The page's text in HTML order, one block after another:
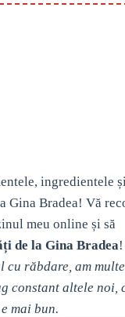
ingredientele
Gina Bradea! Vă
meu online și să
de la Gina Bradea!
cu răbdare, am
constant altele noi,
mai bun.